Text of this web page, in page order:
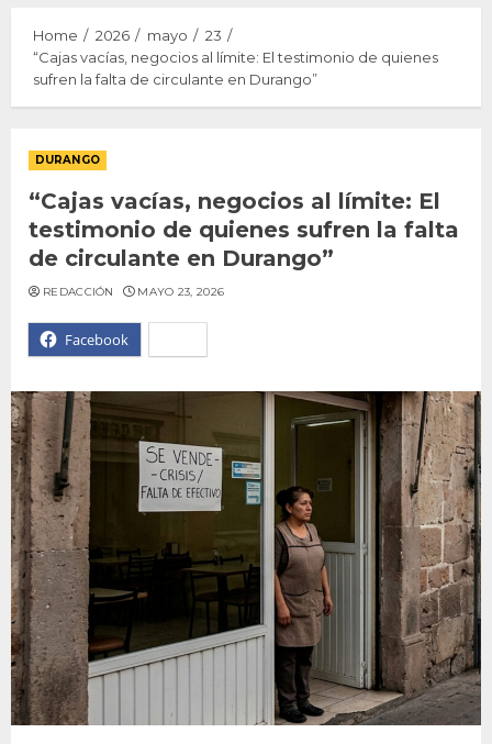
Home 2026 mayo
23
“Cajas vacías, negocios al límite: El testimonio de quienes
sufren la falta de circulante en Durango”
DURANGO
“Cajas vacías, negocios al límite: El
testimonio de quienes sufren la falta
de circulante en Durango”
Facebook
REDACCIÓN MAYO 23, 2026